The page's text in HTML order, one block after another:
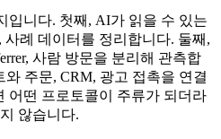
입니다. 첫째, AI가 읽을 수 있는
례 데이터를 정리합니다. 둘째,
사람 방문을 분리해 관측합
와 주문, CRM, 광고 접촉을 연결
어떤 프로토콜이 주류가 되더라
않습니다.